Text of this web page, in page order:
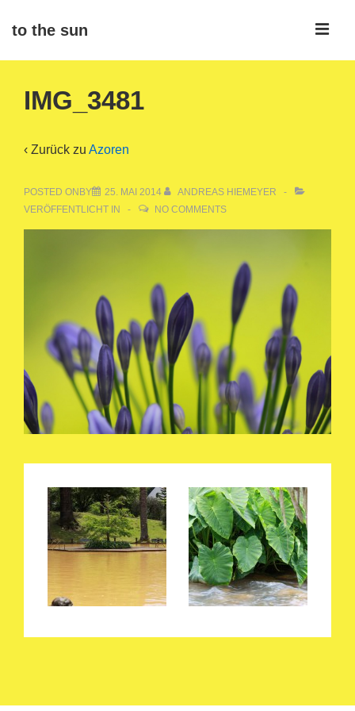
Zumto the sun
Navigation
IMG_3481
‹ Zurück zu Azoren
POSTED ONBY 25. MAI 2014
ANDREAS HIEMEYER
VERÖFFENTLICHT IN
NO COMMENTS